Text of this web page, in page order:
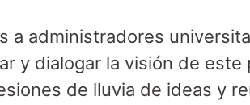
a administradores
y dialogar la visión de este
de lluvia de ideas y